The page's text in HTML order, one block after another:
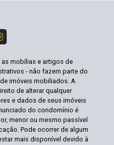
mobílias e artigos de
- não fazem parte do
imóveis mobiliados. A
de alterar qualquer
e dados de seus imóveis
do condomínio é
menor ou mesmo passível
Pode ocorrer de algum
mais disponível devido à